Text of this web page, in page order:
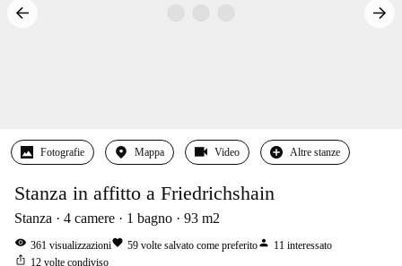
Fotografie Mappa Video Altre stanze
Stanza in affitto a Friedrichshain
Stanza 4 camere 1 bagno 93 m2
visibility 361 visualizzazionifavorite 59 volte salvato come preferitoperson 11 interessato
ios_share 12 volte condiviso